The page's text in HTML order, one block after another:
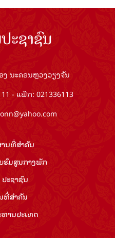
ຊາຊົນ
ນະຄອນຫຼວງວຽງຈັນ
- ແຟັກ: 021336113
ນ​ທີ່​ສຳ​ຄັນ​
ຮົມ​ສູນ​ກາງ​ພັກ
ະ​ຊາ​ຊົນ
ທີ່​ສຳ​ຄັນ
ານ​ປະ​ເທດ